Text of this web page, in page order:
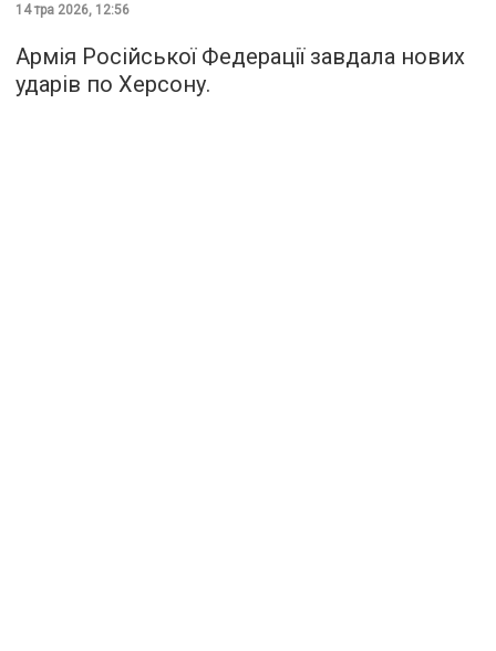
14 тра 2026, 12:56
Армія Російської Федерації завдала нових
ударів по Херсону.